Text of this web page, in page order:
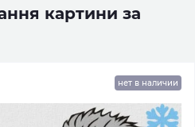
картини за
нет в наличии